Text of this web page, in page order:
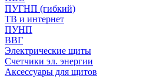
ПУГНП (гибкий)
ТВ и интернет
ПУНП
ВВГ
Электрические щиты
Счетчики эл. энергии
Аксессуары для щитов